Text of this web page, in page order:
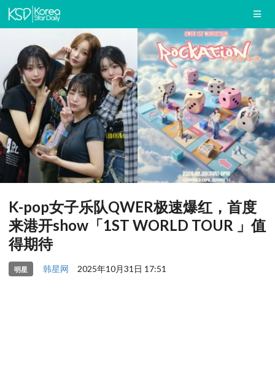
K-pop女子乐队QWER极速爆红，首度
来港开show「1ST WORLD TOUR 」值
得期待
明星 韩星网 2025年10月31日 17:51